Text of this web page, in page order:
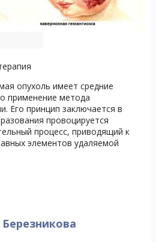
опухоль имеет средние
применение метода
Его принцип заключается в
провоцируется
процесс, приводящий к
элементов удаляемой